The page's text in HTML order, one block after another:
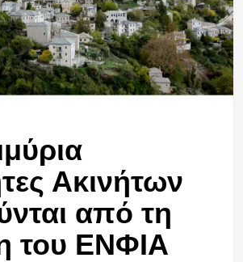
Ακινήτων
από τη
του ΕΝΦΙΑ